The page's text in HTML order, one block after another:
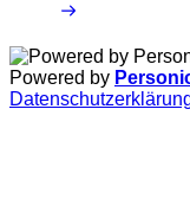
Powered by